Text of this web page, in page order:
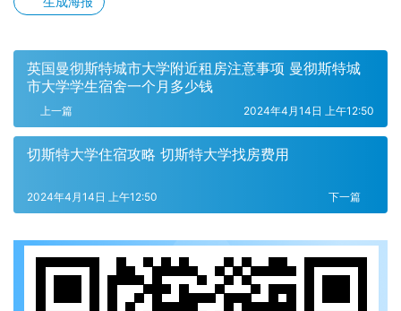
英国曼彻斯特城市大学附近租房注意事项 曼彻斯特城
市大学学生宿舍一个月多少钱
上一篇 2024年4月14日 上午12:50
切斯特大学住宿攻略 切斯特大学找房费用
下一篇
2024年4月14日 上午12:50